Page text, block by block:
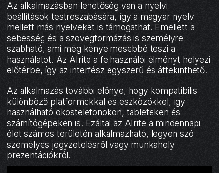
Az alkalmazásban lehetőség van a nyelvi
beállítások testreszabására, így a magyar nyelv
mellett más nyelveket is támogathat. Emellett a
sebesség és a szövegformázás is személyre
szabható, ami még kényelmesebbé teszi a
használatot. Az AIrite a felhasználói élményt helyezi
előtérbe, így az interfész egyszerű és áttekinthető.
Az alkalmazás további előnye, hogy kompatibilis
különböző platformokkal és eszközökkel, így
használható okostelefonokon, tableteken és
számítógépeken is. Ezáltal az AIrite a mindennapi
élet számos területén alkalmazható, legyen szó
személyes jegyzetelésről vagy munkahelyi
prezentációkról.